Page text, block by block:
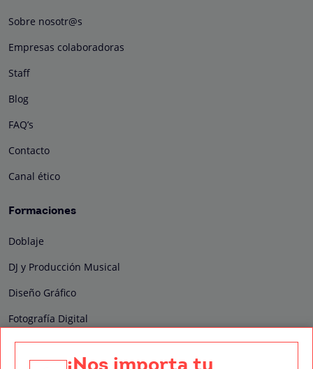
Sobre nosotr@s
Empresas colaboradoras
Staff
Blog
FAQ’s
Contacto
Canal ético
Formaciones
Doblaje
DJ y Producción Musical
Diseño Gráfico
Fotografía Digital
Técnico de Sonido